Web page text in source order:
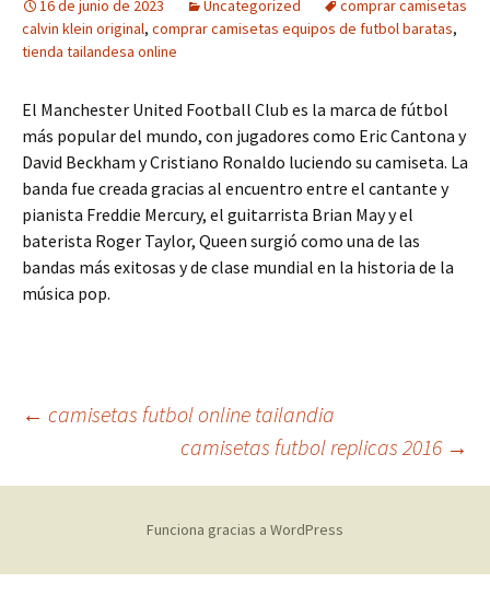
16 de junio de 2023 Uncategorized
comprar camisetas
calvin klein original, comprar camisetas equipos de futbol baratas,
tienda tailandesa online
El Manchester United Football Club es la marca de fútbol
más popular del mundo, con jugadores como Eric Cantona y
David Beckham y Cristiano Ronaldo luciendo su camiseta. La
banda fue creada gracias al encuentro entre el cantante y
pianista Freddie Mercury, el guitarrista Brian May y el
baterista Roger Taylor, Queen surgió como una de las
bandas más exitosas y de clase mundial en la historia de la
música pop.
Navegación
de
entradas
← camisetas futbol online tailandia
camisetas futbol replicas 2016 →
Funciona gracias a WordPress